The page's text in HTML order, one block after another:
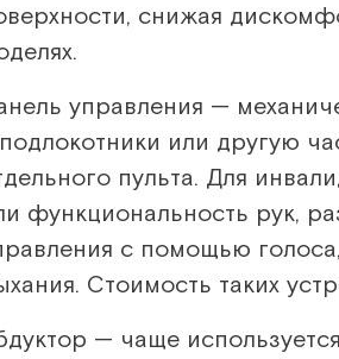
снижая
управления —
или другую
пульта. Для
функциональность рук,
с помощью
Стоимость таких
— чаще